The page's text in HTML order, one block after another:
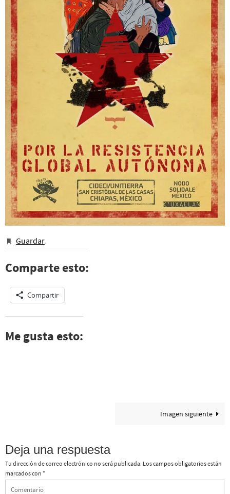
Guardar.
Comparte esto:
Compartir
Me gusta esto:
Imagen siguiente
Deja una respuesta
Tu dirección de correo electrónico no será publicada. Los campos obligatorios están
marcados con *